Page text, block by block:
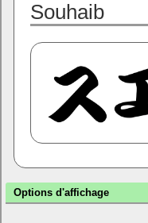
Souhaib
Options d'affichage